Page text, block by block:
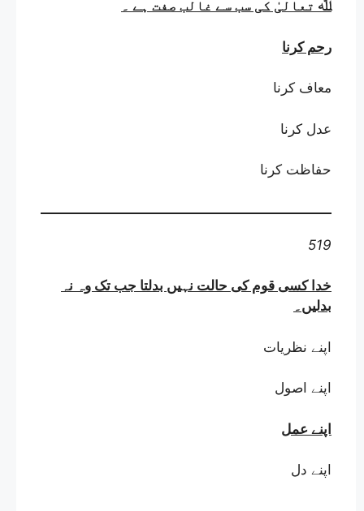
ﷲ تعالیٰ کی سب سے غالب صفت ہے ۔
رحم کرنا
معاف کرنا
عدل کرنا
حفاظت کرنا
519
خدا کسی قوم کی حالت نہیں بدلتا جب تک وہ نہ
بدلیں۔
اپنے نظریات
اپنے اصول
اپنے عمل
اپنے دل